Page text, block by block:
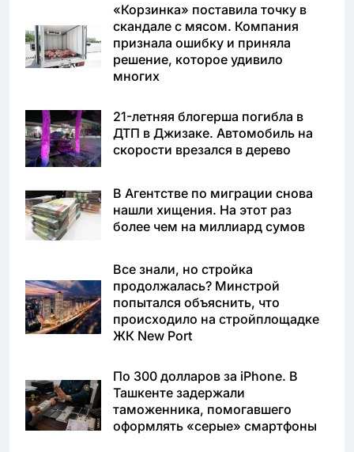
«Корзинка» поставила точку в
скандале с мясом. Компания
признала ошибку и приняла
решение, которое удивило
многих
21-летняя блогерша погибла в
ДТП в Джизаке. Автомобиль на
скорости врезался в дерево
В Агентстве по миграции снова
нашли хищения. На этот раз
более чем на миллиард сумов
Все знали, но стройка
продолжалась? Минстрой
попытался объяснить, что
происходило на стройплощадке
ЖК New Port
По 300 долларов за iPhone. В
Ташкенте задержали
таможенника, помогавшего
оформлять «серые» смартфоны